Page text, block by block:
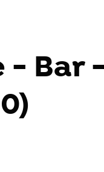
- Bar